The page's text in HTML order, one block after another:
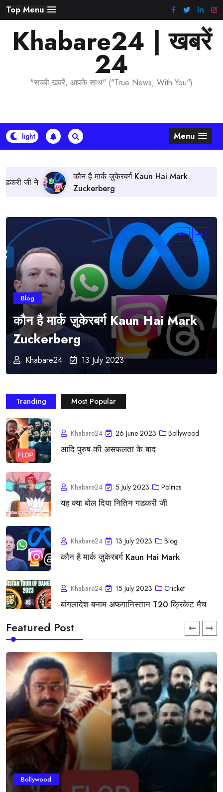
Skip
to
content
Top Menu
Khabare24 | खबरें
24
"सच्ची खबरें, आपके साथ" ("True News, With You")
Menu
कौन है मार्क ज़ुकेरबर्ग Kaun Hai Mark
Zuckerberg
Blog
कौन है मार्क ज़ुकेरबर्ग Kaun Hai Mark
Zuckerberg
Khabare24 13 July 2023
Tranding Most Popular
Khabare24 26 June 2023 Bollywood
आदि पुरुष की असफलता के बाद
Khabare24 5 July 2023 Politics
यह क्या बोल दिया नितिन गडकरी जी
Khabare24 13 July 2023 Blog
कौन है मार्क ज़ुकेरबर्ग Kaun Hai Mark
Khabare24 15 July 2023 Cricket
बांगलादेश बनाम अफगानिस्तान T20 क्रिकेट मैच
क्या निलाम होने वाला था सुन्नी देओल
Khabare24 22 August 2023 Share Market
कैलेंडर वर्ष 2023 में अब तक 168.4%
Khabare24 17 September 2023 Cricket
Asia Cup 2023 Winner – India,
Featured Post
Bollywood